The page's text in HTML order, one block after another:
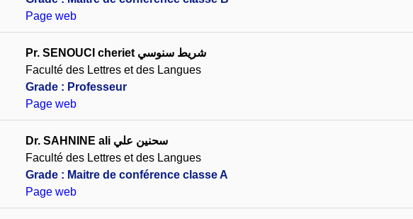
Page web
Pr. SENOUCI cheriet شريط سنوسي
Faculté des Lettres et des Langues
Grade : Professeur
Page web
Dr. SAHNINE ali سحنين علي
Faculté des Lettres et des Langues
Grade : Maitre de conférence classe A
Page web